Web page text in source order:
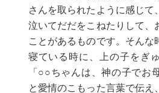
さんを取られたように感じて
泣いてだだをこねたりして、
ことがあるものです。そんな
寝ている時に、上の子をぎ
「○○ちゃんは、神の子でお
と愛情のこもった言葉で伝え